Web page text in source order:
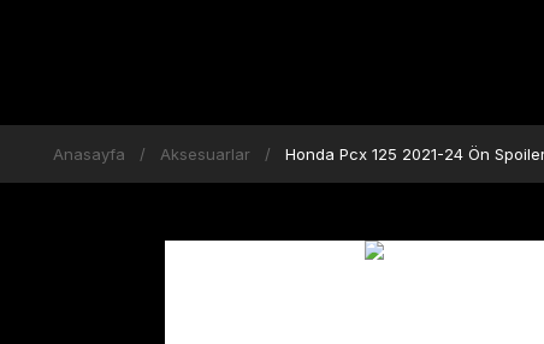
Anasayfa Aksesuarlar Honda Pcx 125 2021-24 Ön